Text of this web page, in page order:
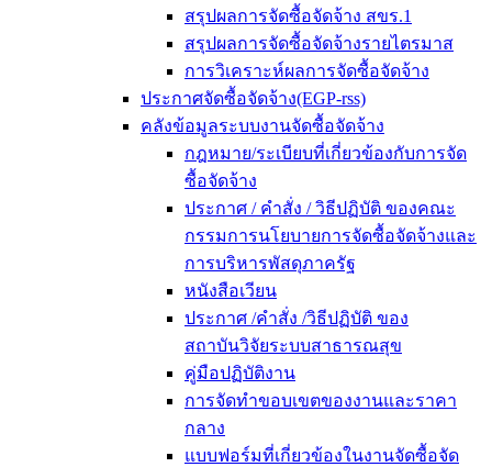
สรุปผลการจัดซื้อจัดจ้าง สขร.1
สรุปผลการจัดซื้อจัดจ้างรายไตรมาส
การวิเคราะห์ผลการจัดซื้อจัดจ้าง
ประกาศจัดซื้อจัดจ้าง(EGP-rss)
คลังข้อมูลระบบงานจัดซื้อจัดจ้าง
กฎหมาย/ระเบียบที่เกี่ยวข้องกับการจัด
ซื้อจัดจ้าง
ประกาศ / คำสั่ง / วิธีปฏิบัติ ของคณะ
กรรมการนโยบายการจัดซื้อจัดจ้างและ
การบริหารพัสดุภาครัฐ
หนังสือเวียน
ประกาศ /คำสั่ง /วิธีปฏิบัติ ของ
สถาบันวิจัยระบบสาธารณสุข
คู่มือปฏิบัติงาน
การจัดทำขอบเขตของงานและราคา
กลาง
แบบฟอร์มที่เกี่ยวข้องในงานจัดซื้อจัด